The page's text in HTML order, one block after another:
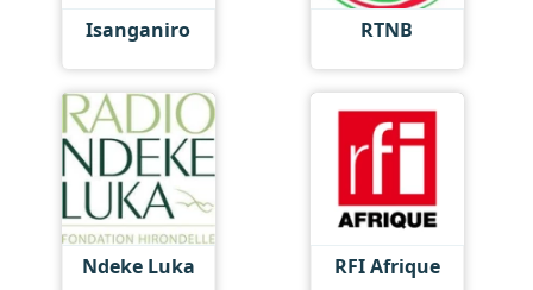
Isanganiro RTNB
Ndeke Luka RFI Afrique